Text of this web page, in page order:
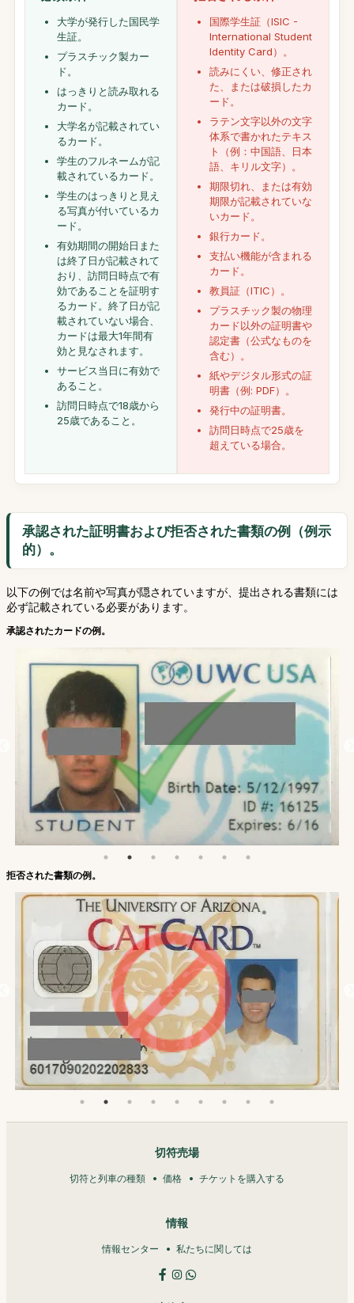
大学が発行した国民学
生証。
プラスチック製カー
ド。
はっきりと読み取れる
カード。
大学名が記載されてい
るカード。
学生のフルネームが記
載されているカード。
学生のはっきりと見え
る写真が付いているカ
ード。
有効期間の開始日また
は終了日が記載されて
おり、訪問日時点で有
効であることを証明す
るカード。終了日が記
載されていない場合、
カードは最大1年間有
効と見なされます。
サービス当日に有効で
あること。
訪問日時点で18歳から
25歳であること。
国際学生証（ISIC -
International Student
Identity Card）。
読みにくい、修正され
た、または破損したカ
ード。
ラテン文字以外の文字
体系で書かれたテキス
ト（例：中国語、日本
語、キリル文字）。
期限切れ、または有効
期限が記載されていな
いカード。
銀行カード。
支払い機能が含まれる
カード。
教員証（ITIC）。
プラスチック製の物理
カード以外の証明書や
認定書（公式なものを
含む）。
紙やデジタル形式の証
明書（例: PDF）。
発行中の証明書。
訪問日時点で25歳を
超えている場合。
承認された証明書および拒否された書類の例（例示
的）。
以下の例では名前や写真が隠されていますが、提出される書類には
必ず記載されている必要があります。
承認されたカードの例。
拒否された書類の例。
切符売場
切符と列車の種類 価格 チケットを購入する
情報
情報センター 私たちに関しては